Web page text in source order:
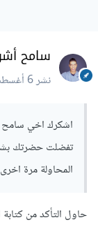
سامح
نشر6 أغسطس 2022
اشكرك اخي سامح
تفضلت حضرتك
المحاولة مرة
حاول التأكد من